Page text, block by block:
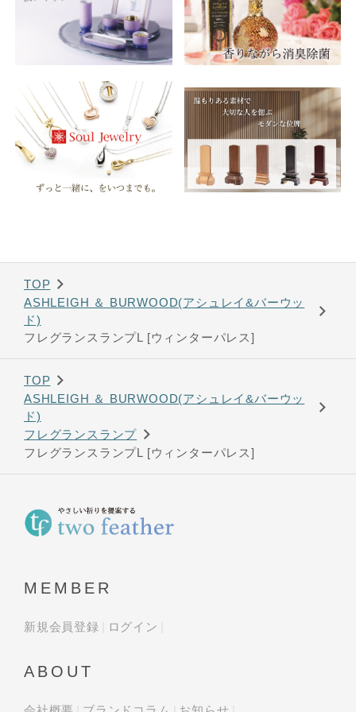
TOP
ASHLEIGH ＆ BURWOOD(アシュレイ&バーウッ
ド)
フレグランスランプL [ウィンターパレス]
TOP
ASHLEIGH ＆ BURWOOD(アシュレイ&バーウッ
ド)
フレグランスランプ
フレグランスランプL [ウィンターパレス]
MEMBER
新規会員登録 ログイン
ABOUT